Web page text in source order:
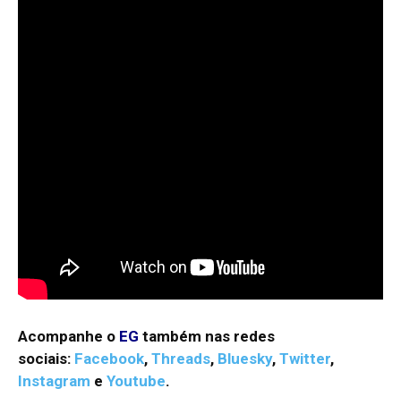
Acompanhe o EG também nas redes
sociais: Facebook, Threads, Bluesky, Twitter,
Instagram e Youtube.